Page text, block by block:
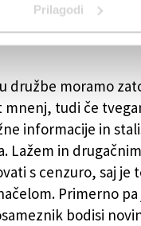
Prilagodi
opisal. Tudi v
za vzpon
družbe moramo
mnenj, tudi če
informacije in
Lažem in
s cenzuro, saj je
Primerno pa
bodisi